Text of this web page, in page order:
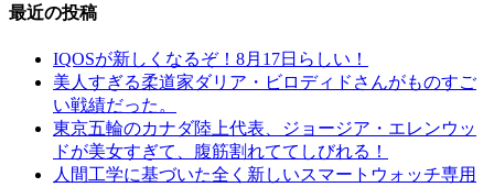
最近の投稿
IQOSが新しくなるぞ！8月17日らしい！
美人すぎる柔道家ダリア・ビロディドさんがものすご
い戦績だった。
東京五輪のカナダ陸上代表、ジョージア・エレンウッ
ドが美女すぎて、腹筋割れててしびれる！
人間工学に基づいた全く新しいスマートウォッチ専用